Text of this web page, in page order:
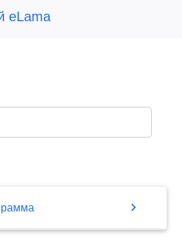
eLama
chevron_right